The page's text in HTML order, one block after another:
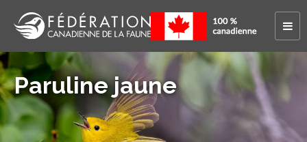
Paruline jaune